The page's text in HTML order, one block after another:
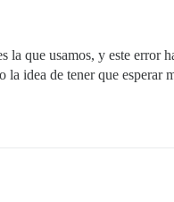
la que usamos, y este error
idea de tener que esperar